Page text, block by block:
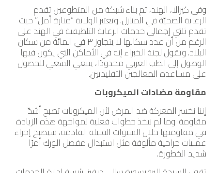
وفي كيرالا، الهند، تم بناء شبكة من المتطوعين تقدم
الرعاية الصحيّة في المنازل. وتعتبر الولاية “منارة أمل” حيث
تقدم ثلثي إجمالي خدمات الرعاية التلطيفية في الهند على
الرغم من أن عدد سكانها لا يتجاوز ٣ في المائة من سكان
البلاد. وتقول لجنة الخبراء إنه في الأماكن التي يكون فيها
الوصول إلى الطب الغربي محدودًا، ينبغي السعي للحصول
على مساعدة المعالجين التقليديين.
مقاومة مضادات الميكروبات
إننا نخسر المعركة ضد المرض لأن الميكروبات تصبح أشدّ
مقاومة. وما لم نتخذ خطوات فعلية لمواجهة هذه الزيادة
في مقاومتها خلال السنوات القليلة القادمة، سيصبح إجراء
عمليات جراحية مألوفة مثل استبدال مفصل الورك أمرًا
شديد الخطورة.